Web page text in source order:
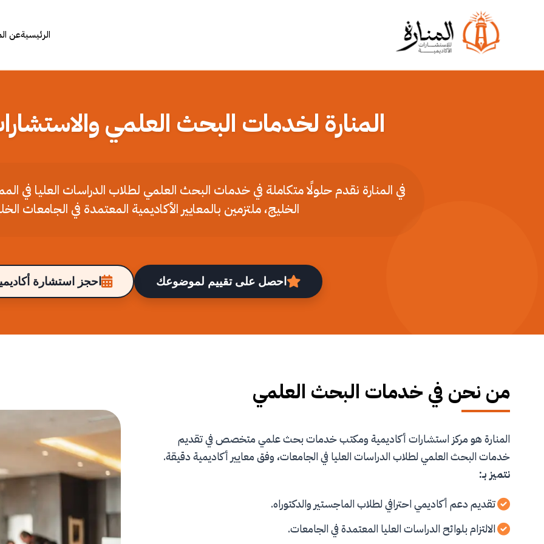
الرئيسيةعن
المنارة لخدمات البحث العلمي
في المنارة نقدم حلولًا متكاملة في خدمات البحث العلمي لطلاب الدراسات العليا في
الخليج، ملتزمين بالمعايير الأكاديمية المعتمدة في الجامعات
احصل على تقييم لموضوعك احجز استشارة
من نحن في خدمات البحث العلمي
المنارة هو مركز استشارات أكاديمية ومكتب خدمات بحث علمي متخصص في تقديم
خدمات البحث العلمي لطلاب الدراسات العليا في الجامعات، وفق معايير أكاديمية دقيقة.
نتميز بـ:
تقديم دعم أكاديمي احترافي لطلاب الماجستير والدكتوراه.
الالتزام بلوائح الدراسات العليا المعتمدة في الجامعات.